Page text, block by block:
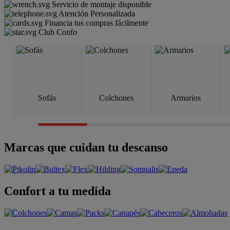
Servicio de montaje disponible
Atención Personalizada
Financia tus compras fácilmente
Club Confo
Sofás Colchones Armarios
Marcas que cuidan tu descanso
Confort a tu medida